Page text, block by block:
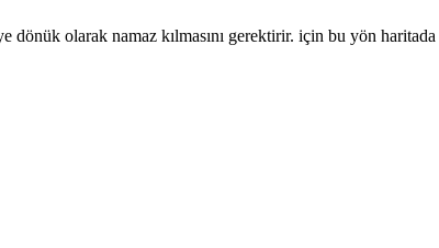
olarak namaz kılmasını gerektirir. için bu yön